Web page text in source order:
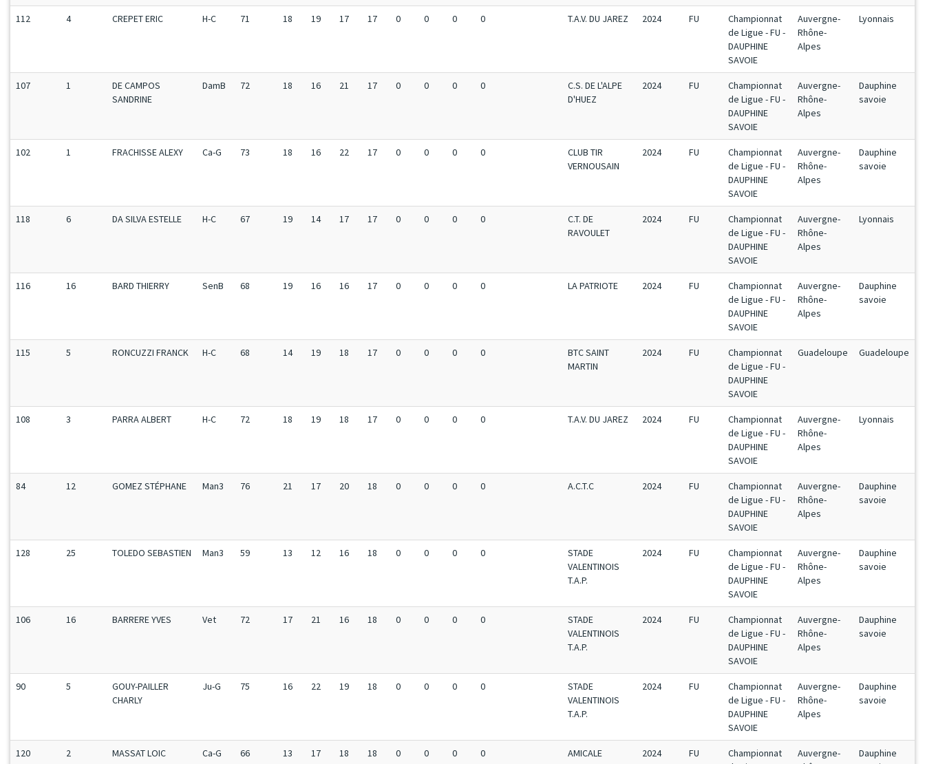
112 4 CREPET ERIC H-C 71 18 19 17 17 0 0 0 0 T.A.V. DU JAREZ 2024 FU
Championnat
de Ligue - FU -
DAUPHINE
SAVOIE
Auvergne-
Rhône-
Alpes
Lyonnais
107 1
DE CAMPOS
SANDRINE
DamB 72 18 16 21 17 0 0 0 0
C.S. DE L'ALPE
D'HUEZ
2024 FU
Championnat
de Ligue - FU -
DAUPHINE
SAVOIE
Auvergne-
Rhône-
Alpes
Dauphine
savoie
102 1 FRACHISSE ALEXY Ca-G 73 18 16 22 17 0 0 0 0
CLUB TIR
VERNOUSAIN
2024 FU
Championnat
de Ligue - FU -
DAUPHINE
SAVOIE
Auvergne-
Rhône-
Alpes
Dauphine
savoie
118 6 DA SILVA ESTELLE H-C 67 19 14 17 17 0 0 0 0
C.T. DE
RAVOULET
2024 FU
Championnat
de Ligue - FU -
DAUPHINE
SAVOIE
Auvergne-
Rhône-
Alpes
Lyonnais
116 16 BARD THIERRY SenB 68 19 16 16 17 0 0 0 0 LA PATRIOTE 2024 FU
Championnat
de Ligue - FU -
DAUPHINE
SAVOIE
Auvergne-
Rhône-
Alpes
Dauphine
savoie
115 5 RONCUZZI FRANCK H-C 68 14 19 18 17 0 0 0 0
BTC SAINT
MARTIN
2024 FU
Championnat
de Ligue - FU -
DAUPHINE
SAVOIE
Guadeloupe Guadeloupe
108 3 PARRA ALBERT H-C 72 18 19 18 17 0 0 0 0 T.A.V. DU JAREZ 2024 FU
Championnat
de Ligue - FU -
DAUPHINE
SAVOIE
Auvergne-
Rhône-
Alpes
Lyonnais
84 12 GOMEZ STÉPHANE Man3 76 21 17 20 18 0 0 0 0 A.C.T.C 2024 FU
Championnat
de Ligue - FU -
DAUPHINE
SAVOIE
Auvergne-
Rhône-
Alpes
Dauphine
savoie
128 25 TOLEDO SEBASTIEN Man3 59 13 12 16 18 0 0 0 0
STADE
VALENTINOIS
T.A.P.
2024 FU
Championnat
de Ligue - FU -
DAUPHINE
SAVOIE
Auvergne-
Rhône-
Alpes
Dauphine
savoie
106 16 BARRERE YVES Vet 72 17 21 16 18 0 0 0 0
STADE
VALENTINOIS
T.A.P.
2024 FU
Championnat
de Ligue - FU -
DAUPHINE
SAVOIE
Auvergne-
Rhône-
Alpes
Dauphine
savoie
90 5
GOUY-PAILLER
CHARLY
Ju-G 75 16 22 19 18 0 0 0 0
STADE
VALENTINOIS
T.A.P.
2024 FU
Championnat
de Ligue - FU -
DAUPHINE
SAVOIE
Auvergne-
Rhône-
Alpes
Dauphine
savoie
120 2 MASSAT LOIC Ca-G 66 13 17 18 18 0 0 0 0
AMICALE
2024 FU
Championnat
Auvergne-
Dauphine